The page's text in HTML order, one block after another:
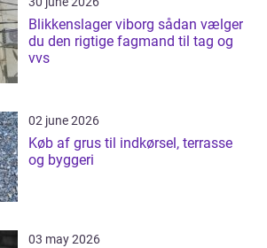
Blikkenslager viborg sådan vælger
du den rigtige fagmand til tag og
vvs
02 june 2026
Køb af grus til indkørsel, terrasse
og byggeri
03 may 2026